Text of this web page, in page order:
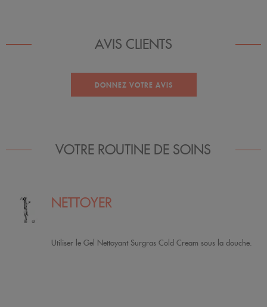
AVIS CLIENTS
DONNEZ VOTRE AVIS
VOTRE ROUTINE DE SOINS
NETTOYER
Utiliser le Gel Nettoyant Surgras Cold Cream sous la douche.